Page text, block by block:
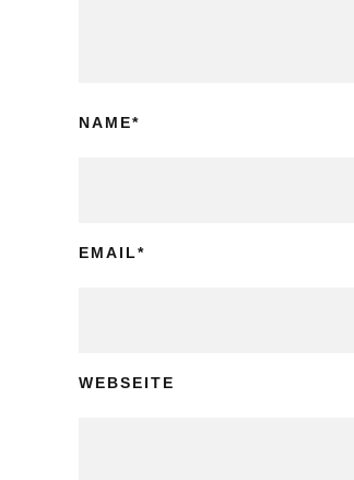
NAME*
EMAIL*
WEBSEITE